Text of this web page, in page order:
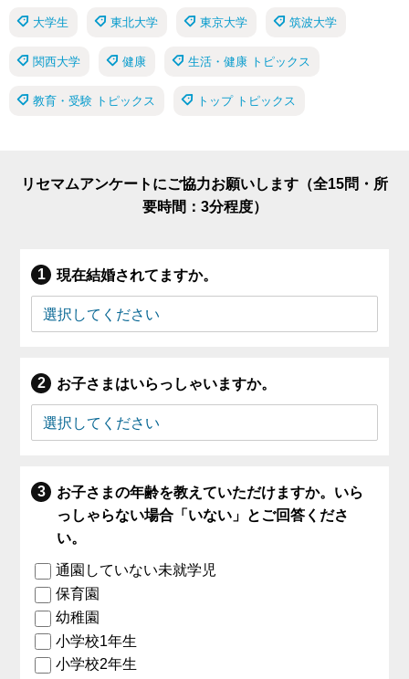
大学生 東北大学 東京大学 筑波大学
関西大学 健康 生活・健康 トピックス
教育・受験 トピックス トップ トピックス
リセマムアンケートにご協力お願いします（全15問・所
要時間：3分程度）
現在結婚されてますか。
お子さまはいらっしゃいますか。
お子さまの年齢を教えていただけますか。いら
っしゃらない場合「いない」とご回答くださ
い。
通園していない未就学児
保育園
幼稚園
小学校1年生
小学校2年生